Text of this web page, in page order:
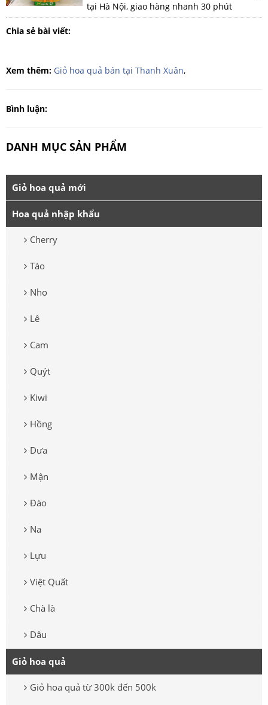
tại Hà Nội, giao hàng nhanh 30 phút
Chia sẻ bài viết:
Xem thêm: Giỏ hoa quả bán tại Thanh Xuân,
Bình luận:
DANH MỤC SẢN PHẨM
Giỏ hoa quả mới
Hoa quả nhập khẩu
Cherry
Táo
Nho
Lê
Cam
Quýt
Kiwi
Hồng
Dưa
Mận
Đào
Na
Lựu
Việt Quất
Chà là
Dâu
Giỏ hoa quả
Giỏ hoa quả từ 300k đến 500k